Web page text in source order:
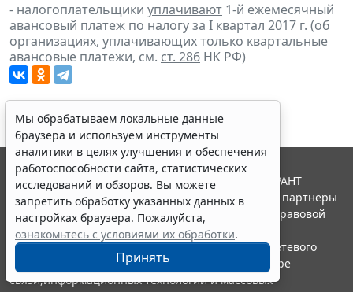
- налогоплательщики уплачивают 1-й ежемесячный
авансовый платеж по налогу за I квартал 2017 г. (об
организациях, уплачивающих только квартальные
авансовые платежи, см. ст. 286 НК РФ)
Мы обрабатываем локальные данные
браузера и используем инструменты
аналитики в целях улучшения и обеспечения
работоспособности сайта, статистических
исследований и обзоров. Вы можете
запретить обработку указанных данных в
настройках браузера. Пожалуйста,
ознакомьтесь с условиями их обработки.
Принять
© ООО "НПП "ГАРАНТ-СЕРВИС", 2026. Система ГАРАНТ
выпускается с 1990 года. Компания "Гарант" и ее партнеры
являются участниками Российской ассоциации правовой
информации ГАРАНТ.
Портал ГАРАНТ.РУ зарегистрирован в качестве сетевого
издания Федеральной службой по надзору в сфере
связи,информационных технологий и массовых